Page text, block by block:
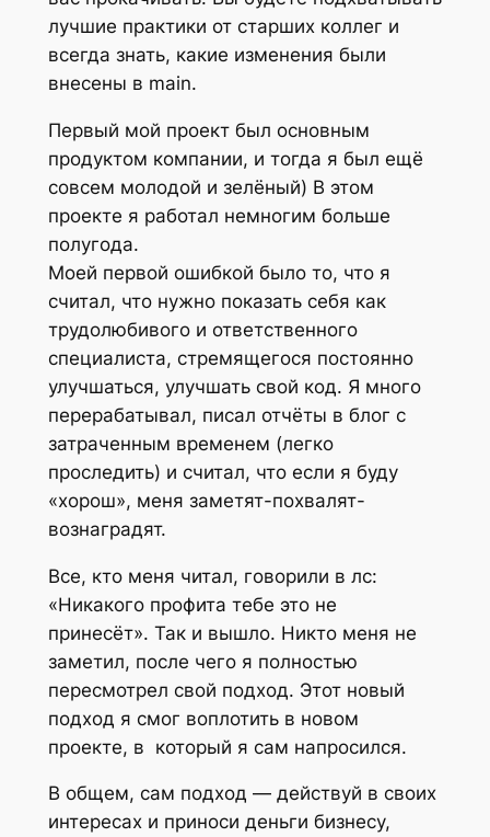
лучшие практики от старших коллег и
всегда знать, какие изменения были
внесены в main.
Первый мой проект был основным
продуктом компании, и тогда я был ещё
совсем молодой и зелёный) В этом
проекте я работал немногим больше
полугода.
Моей первой ошибкой было то, что я
считал, что нужно показать себя как
трудолюбивого и ответственного
специалиста, стремящегося постоянно
улучшаться, улучшать свой код. Я много
перерабатывал, писал отчёты в блог с
затраченным временем (легко
проследить) и считал, что если я буду
«хорош», меня заметят-похвалят-
вознаградят.
Все, кто меня читал, говорили в лс:
«Никакого профита тебе это не
принесёт». Так и вышло. Никто меня не
заметил, после чего я полностью
пересмотрел свой подход. Этот новый
подход я смог воплотить в новом
проекте, в который я сам напросился.
В общем, сам подход — действуй в своих
интересах и приноси деньги бизнесу,